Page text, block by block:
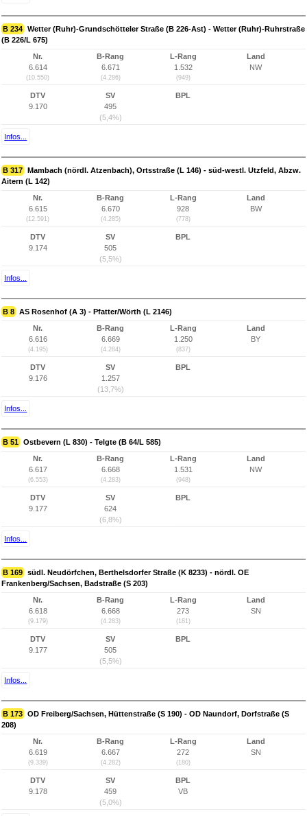
B 234 Wetter (Ruhr)-Grundschötteler Straße (B 226-Ast) - Wetter (Ruhr)-Ruhrstraße
(B 226/L 675)
Nr.
6.614
(10.550)
B-Rang
6.671
(4.286)
L-Rang
1.532
(949)
Land
NW
DTV
9.170
SV
495
(5,4%)
BPL
Infos...
B 317 Mambach (nördl. Atzenbach), Ortsstraße (L 146) - süd-westl. Utzfeld, Abzw.
Aitern (L 142)
Nr.
6.615
(12.591)
B-Rang
6.670
(4.285)
L-Rang
928
(778)
Land
BW
DTV
9.174
SV
505
(5,5%)
BPL
Infos...
B 8 AS Rosenhof (A 3) - Pfatter/Wörth (L 2146)
Nr.
6.616
(4.195)
B-Rang
6.669
(4.284)
L-Rang
1.250
(837)
Land
BY
DTV
9.176
SV
1.257
(13,7%)
BPL
Infos...
B 51 Ostbevern (L 830) - Telgte (B 64/L 585)
Nr.
6.617
(6.553)
B-Rang
6.668
(4.283)
L-Rang
1.531
(948)
Land
NW
DTV
9.177
SV
624
(6,8%)
BPL
Infos...
B 169 südl. Neudörfchen, Berthelsdorfer Straße (K 8233) - nördl. OE
Frankenberg/Sachsen, Badstraße (S 203)
Nr.
6.618
(9.179)
B-Rang
6.668
(4.283)
L-Rang
273
(181)
Land
SN
DTV
9.177
SV
505
(5,5%)
BPL
Infos...
B 173 OD Freiberg/Sachsen, Hüttenstraße (S 190) - OD Naundorf, Dorfstraße (S
208)
Nr.
6.619
(9.339)
B-Rang
6.667
(4.282)
L-Rang
272
(180)
Land
SN
DTV
9.178
SV
459
(5,0%)
BPL
VB